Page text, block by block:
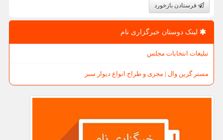
فرستادن بازخورد
لینک دوستان خبرگزاری نام
تبلیغات انتخابات مجلس
مستر گرین وال | مجری و طراح انواع دیوار سبز